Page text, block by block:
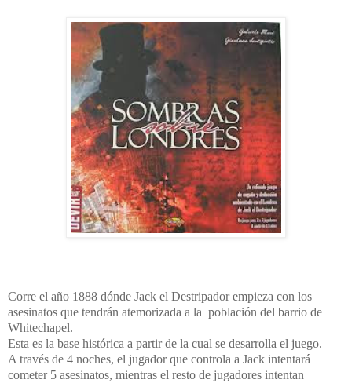
Corre el año 1888 dónde Jack el Destripador empieza con los
asesinatos que tendrán atemorizada a la población del barrio de
Whitechapel.
Esta es la base histórica a partir de la cual se desarrolla el juego.
A través de 4 noches, el jugador que controla a Jack intentará
cometer 5 asesinatos, mientras el resto de jugadores intentan